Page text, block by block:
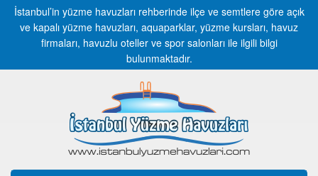
İstanbul’in yüzme havuzları rehberinde ilçe ve semtlere göre açık
ve kapalı yüzme havuzları, aquaparklar, yüzme kursları, havuz
firmaları, havuzlu oteller ve spor salonları ile ilgili bilgi
bulunmaktadır.